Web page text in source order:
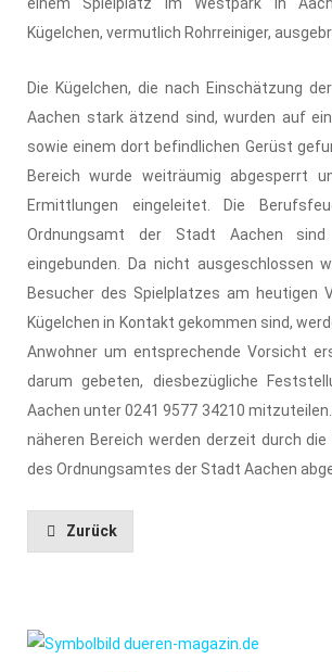
Kügelchen, vermutlich Rohrreiniger,
Die Kügelchen, die nach Einschätzung
Aachen stark ätzend sind, wurden auf
sowie einem dort befindlichen Gerüst
Bereich wurde weiträumig abgesperrt
Ermittlungen eingeleitet. Die
Ordnungsamt der Stadt Aachen
eingebunden. Da nicht ausgeschlossen
Besucher des Spielplatzes am heutigen
Kügelchen in Kontakt gekommen sind,
Anwohner um entsprechende Vorsicht
darum gebeten, diesbezügliche
Aachen unter 0241 9577 34210
näheren Bereich werden derzeit durch
des Ordnungsamtes der Stadt Aachen
Zurück